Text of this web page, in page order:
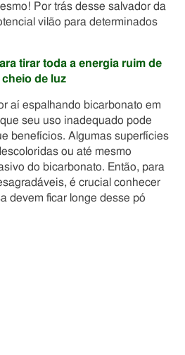
Por trás desse salvador da
vilão para determinados
tirar toda a energia ruim de
de luz
aí espalhando bicarbonato em
seu uso inadequado pode
benefícios. Algumas superfícies
ou até mesmo
do bicarbonato. Então, para
é crucial conhecer
devem ficar longe desse pó